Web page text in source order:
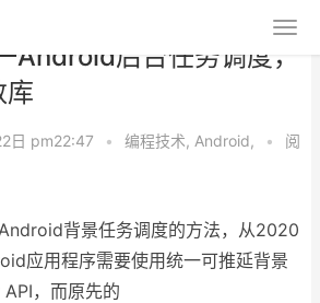
Android后台任务调度，
库
日 pm22:47 • 编程技术, Android, •
阅
背景任务调度的方法，从2020
应用程序需要使用统一可推延背景
，而原先的